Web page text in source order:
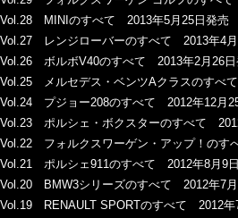
Vol.28 MINIのすべて 2013年5月25日発売
Vol.27 レンジローバーのすべて 2013年4月
Vol.26 ボルボV40のすべて 2013年2月26日
Vol.25 メルセデス・ベンツAクラスのすべ
Vol.24 プジョー208のすべて 2012年12月
Vol.23 ポルシェ・ボクスターのすべて
Vol.22 フォルクスワーゲン・アップ！のす
Vol.21 ポルシェ911のすべて 2012年8月9
Vol.20 BMW3シリーズのすべて 2012年7月
Vol.19 RENAULT SPORTのすべて 2012年